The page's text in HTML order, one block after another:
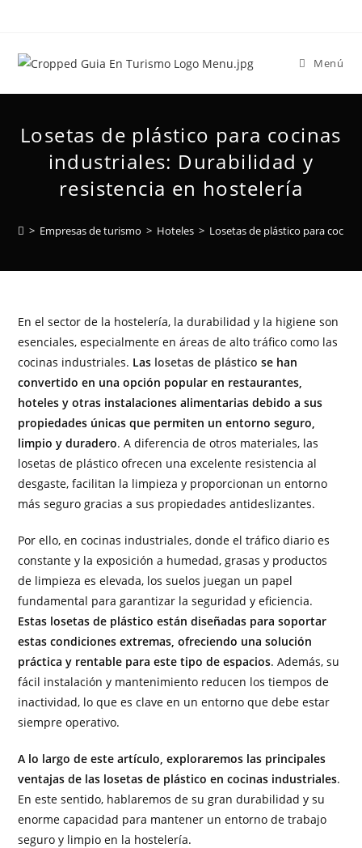
Menú
Losetas de plástico para cocinas
industriales: Durabilidad y
resistencia en hostelería
> Empresas de turismo > Hoteles > Losetas de plástico para
En el sector de la hostelería, la durabilidad y la higiene son
esenciales, especialmente en áreas de alto tráfico como las
cocinas industriales. Las losetas de plástico se han
convertido en una opción popular en restaurantes,
hoteles y otras instalaciones alimentarias debido a sus
propiedades únicas que permiten un entorno seguro,
limpio y duradero. A diferencia de otros materiales, las
losetas de plástico ofrecen una excelente resistencia al
desgaste, facilitan la limpieza y proporcionan un entorno
más seguro gracias a sus propiedades antideslizantes.
Por ello, en cocinas industriales, donde el tráfico diario es
constante y la exposición a humedad, grasas y productos
de limpieza es elevada, los suelos juegan un papel
fundamental para garantizar la seguridad y eficiencia.
Estas losetas de plástico están diseñadas para soportar
estas condiciones extremas, ofreciendo una solución
práctica y rentable para este tipo de espacios. Además, su
fácil instalación y mantenimiento reducen los tiempos de
inactividad, lo que es clave en un entorno que debe estar
siempre operativo.
A lo largo de este artículo, exploraremos las principales
ventajas de las losetas de plástico en cocinas industriales.
En este sentido, hablaremos de su gran durabilidad y su
enorme capacidad para mantener un entorno de trabajo
seguro y limpio en la hostelería.